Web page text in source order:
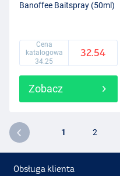
Banoffee Baitspray (50ml)
Cena
katalogowa
34.25
32.54
Zobacz
1 2
Obsługa klienta